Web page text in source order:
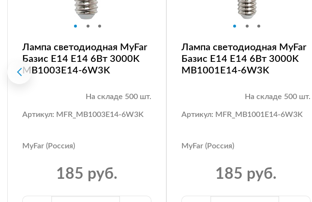
Лампа светодиодная MyFar
Базис E14 E14 6Вт 3000K
MB1003E14-6W3K
На складе 500 шт.
Артикул: MFR_MB1003E14-6W3K
MyFar (Россия)
185 руб.
Лампа светодиодная MyFar
Базис E14 E14 6Вт 3000K
MB1001E14-6W3K
На складе 500 шт.
Артикул: MFR_MB1001E14-6W3K
MyFar (Россия)
185 руб.